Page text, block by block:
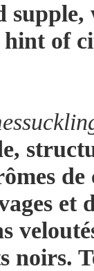
of
de
et
noirs.